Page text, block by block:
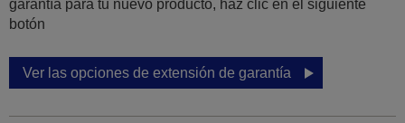
garantía para tu nuevo producto, haz clic en el siguiente
botón
Ver las opciones de extensión de garantía